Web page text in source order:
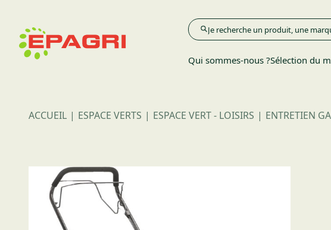
Qui sommes-nous ?Sélection du
Élevage
Espace Verts
ACCUEIL ESPACE VERTS ESPACE VERT - LOISIRS ENTRETIEN